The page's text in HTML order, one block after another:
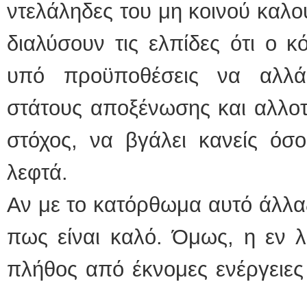
ντελάληδες του μη κοινού
διαλύσουν τις ελπίδες ότι
υπό προϋποθέσεις να
στάτους αποξένωσης και
στόχος, να βγάλει κανείς
λεφτά.
Αν με το κατόρθωμα αυτό
πως είναι καλό. Όμως, η εν
πλήθος από έκνομες